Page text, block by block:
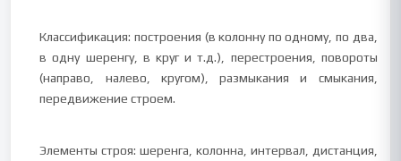
Классификация: построения (в колонну по одному, по два,
в одну шеренгу, в круг и т.д.), перестроения, повороты
(направо, налево, кругом), размыкания и смыкания,
передвижение строем.
Элементы строя: шеренга, колонна, интервал, дистанция,